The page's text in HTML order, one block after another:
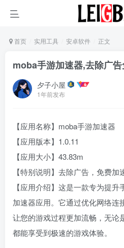
首页 实用工具 安卓软件 正文
moba手游加速器,去除广
夕子小屋
1年前发布
【应用名称】moba手游加速器
【应用版本】1.0.11
【应用大小】43.83m
【特别说明】去除广告，免费加
【应用介绍】这是一款专为提
加速器应用。它通过优化网络连
让您的游戏过程更加流畅，无论
都能享受到极速的游戏体验。